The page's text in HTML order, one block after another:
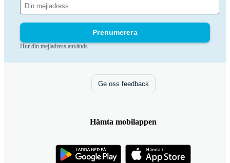
Prenumerera
Hur din mejladress används
Ge oss feedback
Hämta mobilappen